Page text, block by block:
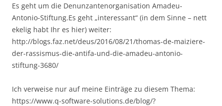
Es geht um die Denunzantenorganisation Amadeu-
Antonio-Stiftung.Es geht „interessant“ (in dem Sinne – nett
ekelig habt Ihr es hier) weiter:
http://blogs.faz.net/deus/2016/08/21/thomas-de-maiziere-
der-rassismus-die-antifa-und-die-amadeu-antonio-
stiftung-3680/
Ich verweise nur auf meine Einträge zu diesem Thema:
https://www.q-software-solutions.de/blog/?